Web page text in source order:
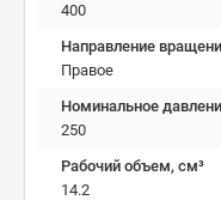
400
Направление
Правое
Номинальное
250
Рабочий объем, см³
14.2